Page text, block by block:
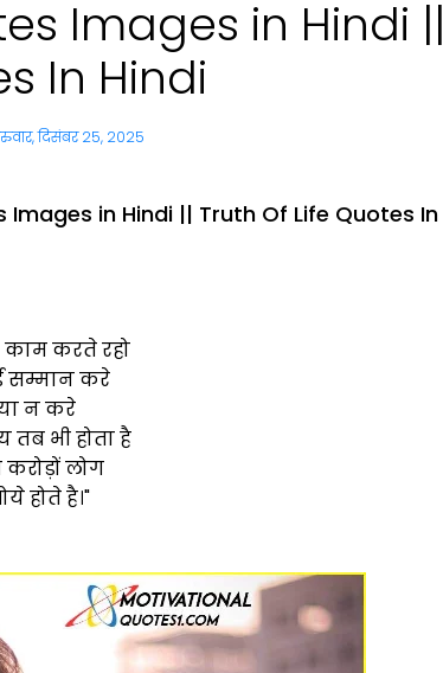
Images in Hindi ||
In Hindi
दिसंबर 25, 2025
Images in Hindi || Truth Of Life Quotes In
काम करते रहो
सम्मान करे
न करे
तब भी होता है
लोग
होते है।"